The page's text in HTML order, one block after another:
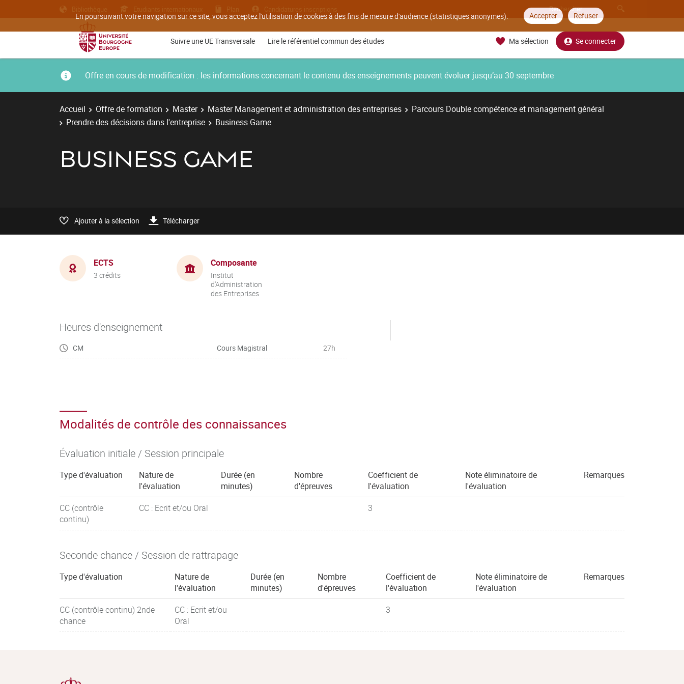
En poursuivant votre navigation sur ce site, vous acceptez l'utilisation de cookies à des fins de mesure d'audience (statistiques anonymes). Accepter Refuser
Bibliothèque Etudiants internationaux Plan Candidatures inscriptions
Suivre une UE Transversale Lire le référentiel commun des études Ma sélection Se connecter
Offre en cours de modification : les informations concernant le contenu des enseignements peuvent évoluer jusqu’au 30 septembre
Accueil Offre de formation Master Master Management et administration des entreprises
Parcours Double compétence et management général
Prendre des décisions dans l'entreprise
Business Game
BUSINESS GAME
Ajouter à la sélection Télécharger
ECTS
3 crédits
Composante
Institut
d'Administration
des Entreprises
Heures d'enseignement
CM Cours Magistral 27h
Modalités de contrôle des connaissances
Évaluation initiale / Session principale
Type d'évaluation
Nature de
l'évaluation
Durée (en
minutes)
Nombre
d'épreuves
Coefficient de
l'évaluation
Note éliminatoire de
l'évaluation
Remarques
CC (contrôle
continu)
CC : Ecrit et/ou Oral 3
Seconde chance / Session de rattrapage
Type d'évaluation
Nature de
l'évaluation
Durée (en
minutes)
Nombre
d'épreuves
Coefficient de
l'évaluation
Note éliminatoire de
l'évaluation
Remarques
CC (contrôle continu) 2nde
chance
CC : Ecrit et/ou
Oral
3